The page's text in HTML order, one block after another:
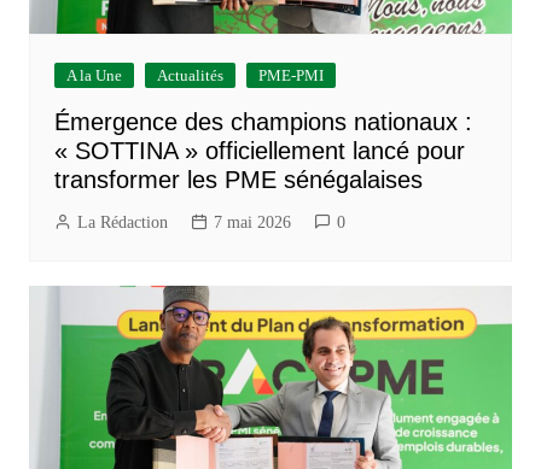
A la Une Actualités PME-PMI
Émergence des champions nationaux :
« SOTTINA » officiellement lancé pour
transformer les PME sénégalaises
La Rédaction 7 mai 2026 0